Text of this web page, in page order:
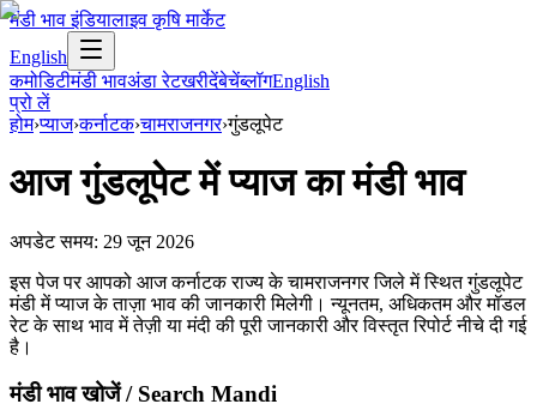
मंडी भाव इंडियालाइव कृषि मार्केट
English
कमोडिटीमंडी भावअंडा रेटखरीदेंबेचेंब्लॉगEnglish
प्रो लें
होम›प्याज›कर्नाटक›चामराजनगर›गुंडलूपेट
आजगुंडलूपेटमेंप्याजका मंडी भाव
अपडेट समय: 29 जून 2026
इस पेज पर आपको आज कर्नाटक राज्य के चामराजनगर जिले में स्थित गुंडलूपेट
मंडी में प्याज के ताज़ा भाव की जानकारी मिलेगी। न्यूनतम, अधिकतम और मॉडल
रेट के साथ भाव में तेज़ी या मंदी की पूरी जानकारी और विस्तृत रिपोर्ट नीचे दी गई
है।
मंडी भाव खोजें / Search Mandi